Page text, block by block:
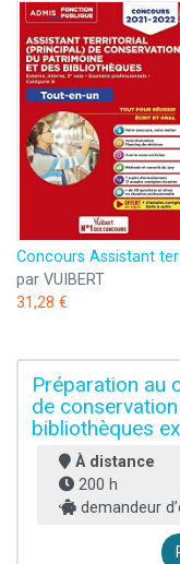
Concours Assistant
par VUIBERT
31,28 €
Préparation au
de
bibliothèques
À distance
200 h
demandeur